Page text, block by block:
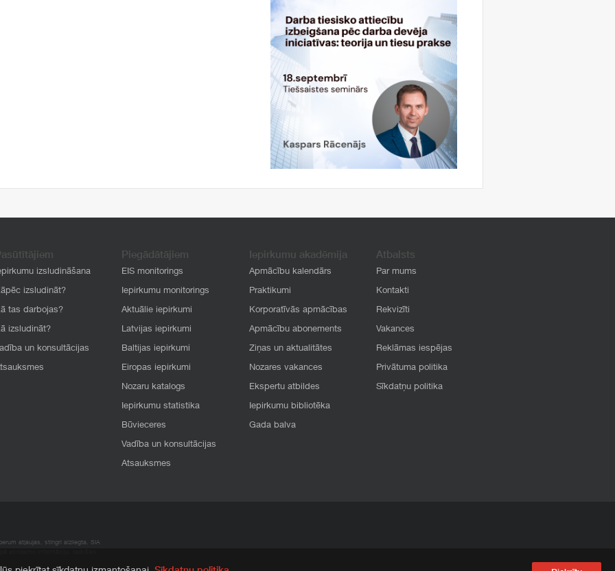
izsludināšana
izsludināt?
tas darbojas?
izsludināt?
un konsultācijas
Piegādātājiem
EIS monitorings
Iepirkumu monitorings
Aktuālie iepirkumi
Latvijas iepirkumi
Baltijas iepirkumi
Eiropas iepirkumi
Nozaru katalogs
Iepirkumu statistika
Būvieceres
Vadība un konsultācijas
Atsauksmes
Iepirkumu akadēmija
Apmācību kalendārs
Praktikumi
Korporatīvās apmācības
Apmācību abonements
Ziņas un aktualitātes
Nozares vakances
Ekspertu atbildes
Iepirkumu bibliotēka
Gada balva
Atbalsts
Par mums
Kontakti
Rekvizīti
Vakances
Reklāmas iespējas
Privātuma politika
Sīkdatņu politika
atļaujas, stingri aizliegta. SIA